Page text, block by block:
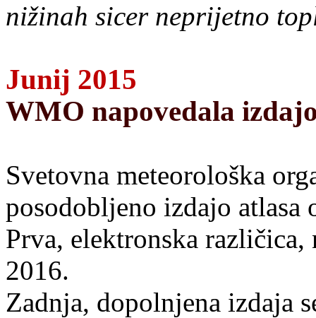
nižinah sicer neprijetno
Junij 2015
WMO napovedala
Svetovna meteorološka
posodobljeno izdajo atlasa
Prva, elektronska
2016.
Zadnja, dopolnjena izdaja